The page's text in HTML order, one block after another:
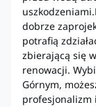
dobrze
potrafią
zbierającą się
renowacji.
Górnym,
profesjonalizm